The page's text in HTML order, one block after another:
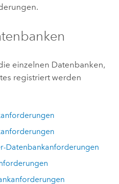
einzelnen Datenbanken,
registriert werden
-Datenbankanforderungen